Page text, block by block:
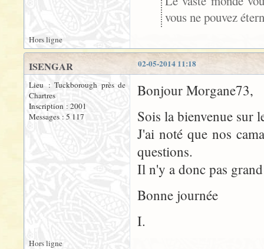
vous ne pouvez
Hors ligne
02-05-2014 11:18
ISENGAR
Lieu : Tuckborough près de
Chartres
Inscription : 2001
Messages : 5 117
Bonjour Morgane73,
Sois la bienvenue sur
J'ai noté que nos
questions.
Il n'y a donc pas
Bonne journée
I.
Hors ligne